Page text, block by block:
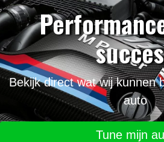
Bekijk direct wat wij kunnen
auto
Tune mijn